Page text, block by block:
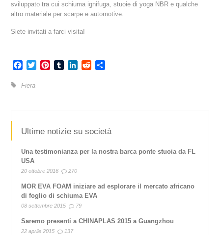
sviluppato tra cui schiuma ignifuga, stuoie di yoga NBR e qualche
altro materiale per scarpe e automotive.
Siete invitati a farci visita!
Facebook
TwitterPinterestTumblrLinkedInReddit
Fiera
Ultime notizie su società
Una testimonianza per la nostra barca ponte stuoia da FL
USA
20 ottobre 2016 270
MOR EVA FOAM iniziare ad esplorare il mercato africano
di foglio di schiuma EVA
08 settembre 2015 79
Saremo presenti a CHINAPLAS 2015 a Guangzhou
22 aprile 2015 137